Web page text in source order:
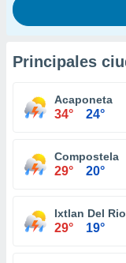
Principales
Acaponeta
34° 24°
Compostela
29° 20°
Ixtlan Del Rio
29° 19°